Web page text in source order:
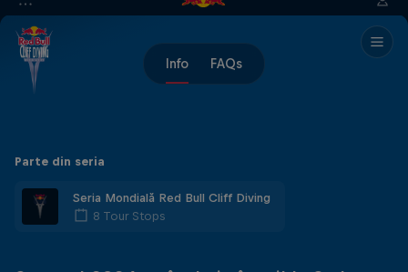
Info FAQs
Parte din seria
Seria Mondială Red Bull Cliff Diving
8 Tour Stops